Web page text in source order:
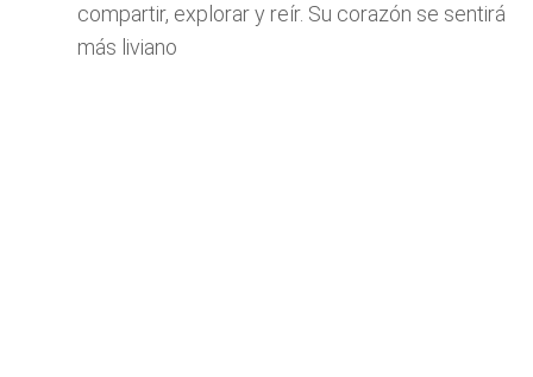
compartir, explorar y reír. Su corazón se sentirá
más liviano